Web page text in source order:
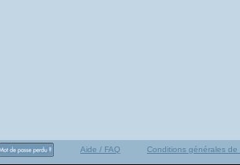
Aide / FAQ Conditions générales de